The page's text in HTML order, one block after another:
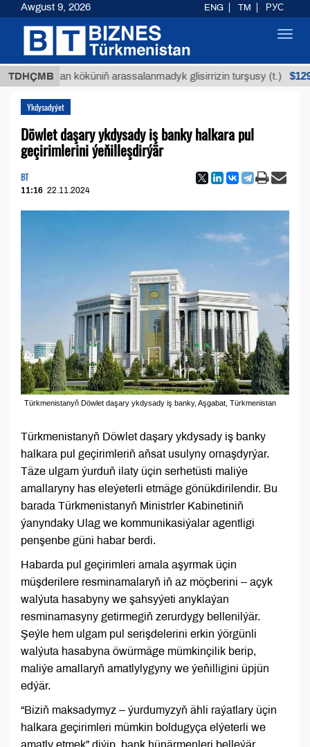
TDHÇMB
Buýan köküniň arassalanmadyk glisirrizin turşusy (t.) $12935,18
Ykdysadyýet
Döwlet daşary ykdysady iş banky halkara pul
geçirimlerini ýeňilleşdirýär
BT
11:16 22.11.2024
Türkmenistanyň Döwlet daşary ykdysady iş banky, Aşgabat, Türkmenistan
Türkmenistanyň Döwlet daşary ykdysady iş banky
halkara pul geçirimleriň aňsat usulyny ornaşdyrýar.
Täze ulgam ýurduň ilaty üçin serhetüsti maliýe
amallaryny has eleýeterli etmäge gönükdirilendir. Bu
barada Türkmenistanyň Ministrler Kabinetiniň
ýanyndaky Ulag we kommunikasiýalar agentligi
penşenbe güni habar berdi.
Habarda pul geçirimleri amala aşyrmak üçin
müşderilere resminamalaryň iň az möçberini – açyk
walýuta hasabyny we şahsyýeti anyklaýan
resminamasyny getirmegiň zerurdygy bellenilýär.
Şeýle hem ulgam pul serişdelerini erkin ýörgünli
walýuta hasabyna öwürmäge mümkinçilik berip,
maliýe amallaryň amatlylygyny we ýeňilligini üpjün
edýär.
“Biziň maksadymyz – ýurdumyzyň ähli raýatlary üçin
halkara geçirimleri mümkin boldugyça elýeterli we
amatly etmek” diýip, bank hünärmenleri belleýär.
Awgust 9, 2026 ENG TM РУС